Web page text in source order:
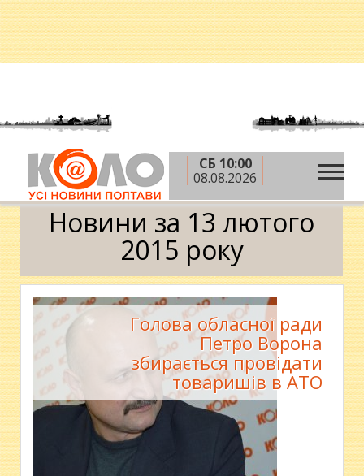
СБ 10:00
08.08.2026
Головна » 2015 рік » лютий »13 лютого
Календар
Новини за 13 лютого
2015 року
Голова обласної ради
Петро Ворона
збирається провідати
товаришів в АТО